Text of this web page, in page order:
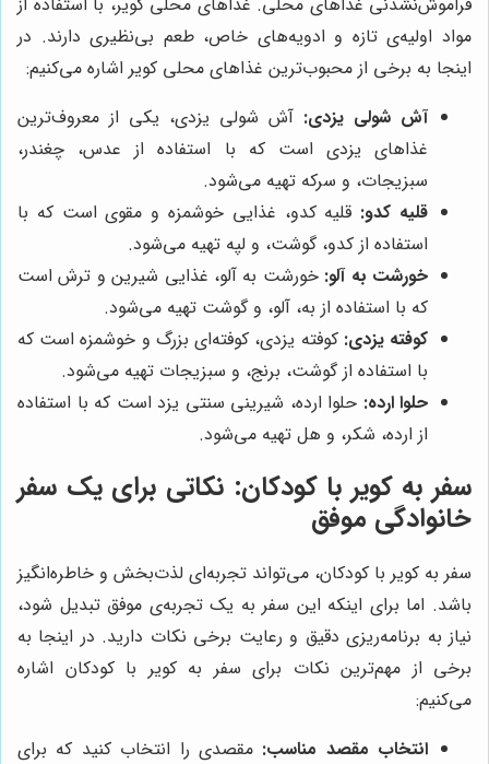
مواد اولیه‌ی تازه و ادویه‌های خاص، طعم بی‌نظیری دارند. در
اینجا به برخی از محبوب‌ترین غذاهای محلی کویر اشاره می‌کنیم:
آش شولی یزدی: آش شولی یزدی، یکی از معروف‌ترین
غذاهای یزدی است که با استفاده از عدس، چغندر،
سبزیجات، و سرکه تهیه می‌شود.
قلیه کدو: قلیه کدو، غذایی خوشمزه و مقوی است که با
استفاده از کدو، گوشت، و لپه تهیه می‌شود.
خورشت به آلو: خورشت به آلو، غذایی شیرین و ترش است
که با استفاده از به، آلو، و گوشت تهیه می‌شود.
کوفته یزدی: کوفته یزدی، کوفته‌ای بزرگ و خوشمزه است که
با استفاده از گوشت، برنج، و سبزیجات تهیه می‌شود.
حلوا ارده: حلوا ارده، شیرینی سنتی یزد است که با استفاده
از ارده، شکر، و هل تهیه می‌شود.
سفر به کویر با کودکان: نکاتی برای یک سفر
خانوادگی موفق
سفر به کویر با کودکان، می‌تواند تجربه‌ای لذت‌بخش و خاطره‌انگیز
باشد. اما برای اینکه این سفر به یک تجربه‌ی موفق تبدیل شود،
نیاز به برنامه‌ریزی دقیق و رعایت برخی نکات دارید. در اینجا به
برخی از مهم‌ترین نکات برای سفر به کویر با کودکان اشاره
می‌کنیم:
انتخاب مقصد مناسب: مقصدی را انتخاب کنید که برای